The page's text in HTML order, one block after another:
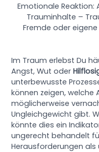
Emotionale Reaktion:
Trauminhalte –
Fremde oder
Im Traum erlebst Du
Angst, Wut oder
unterbewusste
können zeigen, welche
möglicherweise
Ungleichgewicht gibt.
könnte dies ein
ungerecht behandelt
Herausforderungen